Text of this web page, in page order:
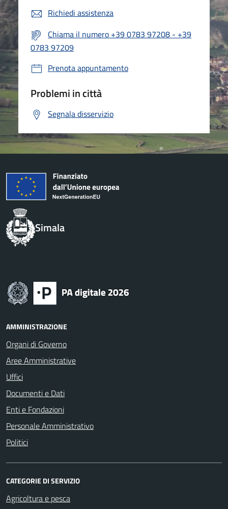
Richiedi assistenza
Chiama il numero +39 0783 97208 - +39
0783 97209
Prenota appuntamento
Problemi in città
Segnala disservizio
Simala
AMMINISTRAZIONE
Organi di Governo
Aree Amministrative
Uffici
Documenti e Dati
Enti e Fondazioni
Personale Amministrativo
Politici
CATEGORIE DI SERVIZIO
Agricoltura e pesca